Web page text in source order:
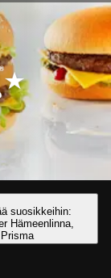
suosikkeihin:
Hämeenlinna,
Prisma